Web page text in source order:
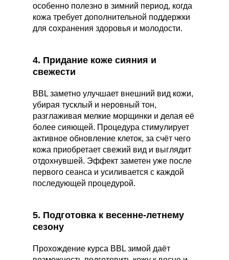
особенно полезно в зимний период, когда
кожа требует дополнительной поддержки
для сохранения здоровья и молодости.
4. Придание коже сияния и
свежести
BBL заметно улучшает внешний вид кожи,
убирая тусклый и неровный тон,
разглаживая мелкие морщинки и делая её
более сияющей. Процедура стимулирует
активное обновление клеток, за счёт чего
кожа приобретает свежий вид и выглядит
отдохнувшей. Эффект заметен уже после
первого сеанса и усиливается с каждой
последующей процедурой.
5. Подготовка к весенне-летнему
сезону
Прохождение курса BBL зимой даёт